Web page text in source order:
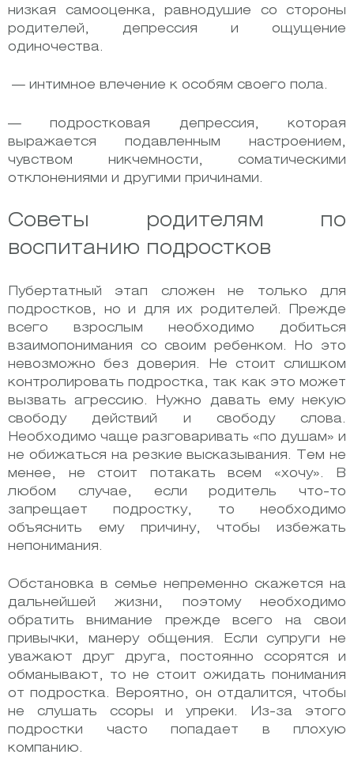
низкая самооценка, равнодушие со стороны
родителей, депрессия и ощущение
одиночества.
— интимное влечение к особям своего пола.
— подростковая депрессия, которая
выражается подавленным настроением,
чувством никчемности, соматическими
отклонениями и другими причинами.
Советы родителям по
воспитанию подростков
Пубертатный этап сложен не только для
подростков, но и для их родителей. Прежде
всего взрослым необходимо добиться
взаимопонимания со своим ребенком. Но это
невозможно без доверия. Не стоит слишком
контролировать подростка, так как это может
вызвать агрессию. Нужно давать ему некую
свободу действий и свободу слова.
Необходимо чаще разговаривать «по душам» и
не обижаться на резкие высказывания. Тем не
менее, не стоит потакать всем «хочу». В
любом случае, если родитель что-то
запрещает подростку, то необходимо
объяснить ему причину, чтобы избежать
непонимания.
Обстановка в семье непременно скажется на
дальнейшей жизни, поэтому необходимо
обратить внимание прежде всего на свои
привычки, манеру общения. Если супруги не
уважают друг друга, постоянно ссорятся и
обманывают, то не стоит ожидать понимания
от подростка. Вероятно, он отдалится, чтобы
не слушать ссоры и упреки. Из-за этого
подростки часто попадает в плохую
компанию.